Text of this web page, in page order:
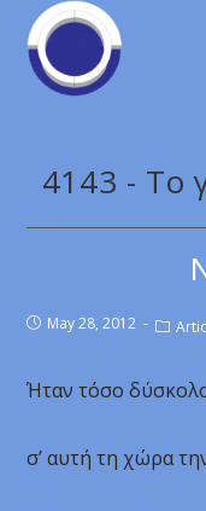
4143 - Το
May 28, 2012
Ήταν τόσο
σ’ αυτή τη χώρα